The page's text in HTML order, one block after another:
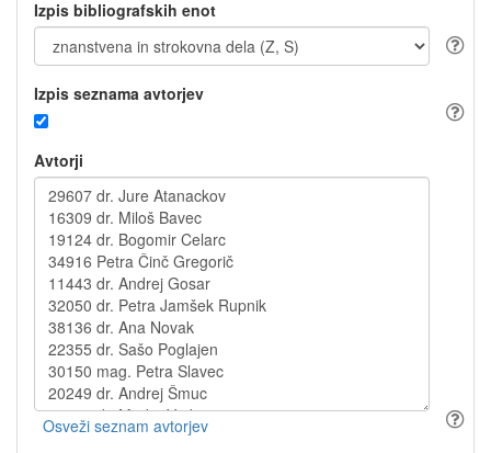
Izpis bibliografskih enot
Izpis seznama avtorjev
Avtorji